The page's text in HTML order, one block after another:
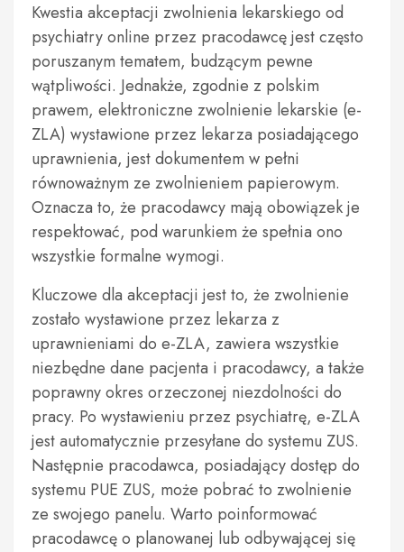
Kwestia akceptacji zwolnienia lekarskiego od
psychiatry online przez pracodawcę jest często
poruszanym tematem, budzącym pewne
wątpliwości. Jednakże, zgodnie z polskim
prawem, elektroniczne zwolnienie lekarskie (e-
ZLA) wystawione przez lekarza posiadającego
uprawnienia, jest dokumentem w pełni
równoważnym ze zwolnieniem papierowym.
Oznacza to, że pracodawcy mają obowiązek je
respektować, pod warunkiem że spełnia ono
wszystkie formalne wymogi.
Kluczowe dla akceptacji jest to, że zwolnienie
zostało wystawione przez lekarza z
uprawnieniami do e-ZLA, zawiera wszystkie
niezbędne dane pacjenta i pracodawcy, a także
poprawny okres orzeczonej niezdolności do
pracy. Po wystawieniu przez psychiatrę, e-ZLA
jest automatycznie przesyłane do systemu ZUS.
Następnie pracodawca, posiadający dostęp do
systemu PUE ZUS, może pobrać to zwolnienie
ze swojego panelu. Warto poinformować
pracodawcę o planowanej lub odbywającej się